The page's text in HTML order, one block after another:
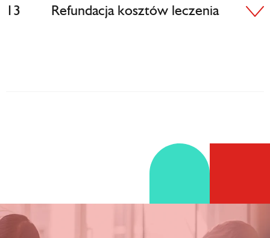
13 Refundacja kosztów leczenia